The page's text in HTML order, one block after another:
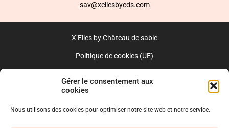
Gérer le consentement aux
cookies
Nous utilisons des cookies pour optimiser notre site web et notre service.
sav@xellesbycds.com
X’Elles by Château de sable
Politique de cookies (UE)
Réalisé par l’agence web :